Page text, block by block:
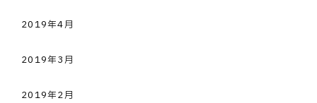
2019年4月
2019年3月
2019年2月